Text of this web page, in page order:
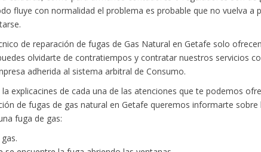
fluye con normalidad el problema es probable que no vuelva a
de reparación de fugas de Gas Natural en Getafe solo
olvidarte de contratiempos y contratar nuestros servicios
adherida al sistema arbitral de Consumo.
explicacines de cada una de las atenciones que te podemos
de fugas de gas natural en Getafe queremos informarte
fuga de gas: